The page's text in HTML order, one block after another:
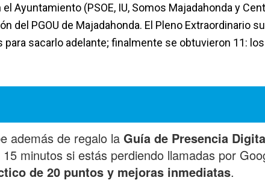
Ayuntamiento (PSOE, IU, Somos Majadahonda y
del PGOU de Majadahonda. El Pleno Extraordinario
sacarlo adelante; finalmente se obtuvieron 11: los